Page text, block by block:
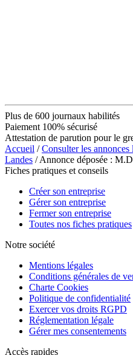
Plus de 600 journaux habilités
Paiement 100% sécurisé
Attestation de parution pour le
Accueil /Consulter les annonces
Landes / Annonce déposée :
Fiches pratiques et conseils
Créer son entreprise
Gérer son entreprise
Fermer son entreprise
Toutes nos fiches pratiques
Notre société
Mentions légales
Conditions générales de
Charte Cookies
Politique de confidentialité
Exercer vos droits RGPD
Réglementation légale
Gérer mes consentements
Accès rapides